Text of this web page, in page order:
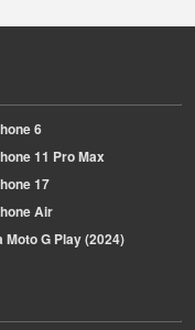
6
11 Pro Max
17
Air
Moto G Play (2024)